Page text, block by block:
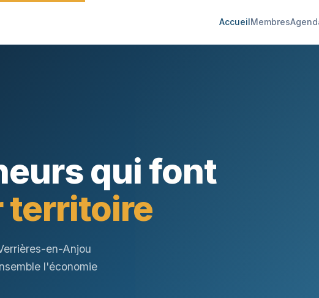
AccueilMembres
qui font
territoire
en-Anjou
l'économie